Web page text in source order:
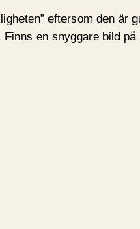
eftersom den är
en snyggare bild